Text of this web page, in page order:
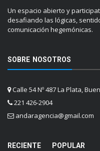
Un espacio abierto y
desafiando las lógicas,
comunicación hegemónicas.
SOBRE NOSOTROS
Calle 54 Nº 487 La Plata,
221 426-2904
andaragencia@gmail.com
RECIENTE POPULAR